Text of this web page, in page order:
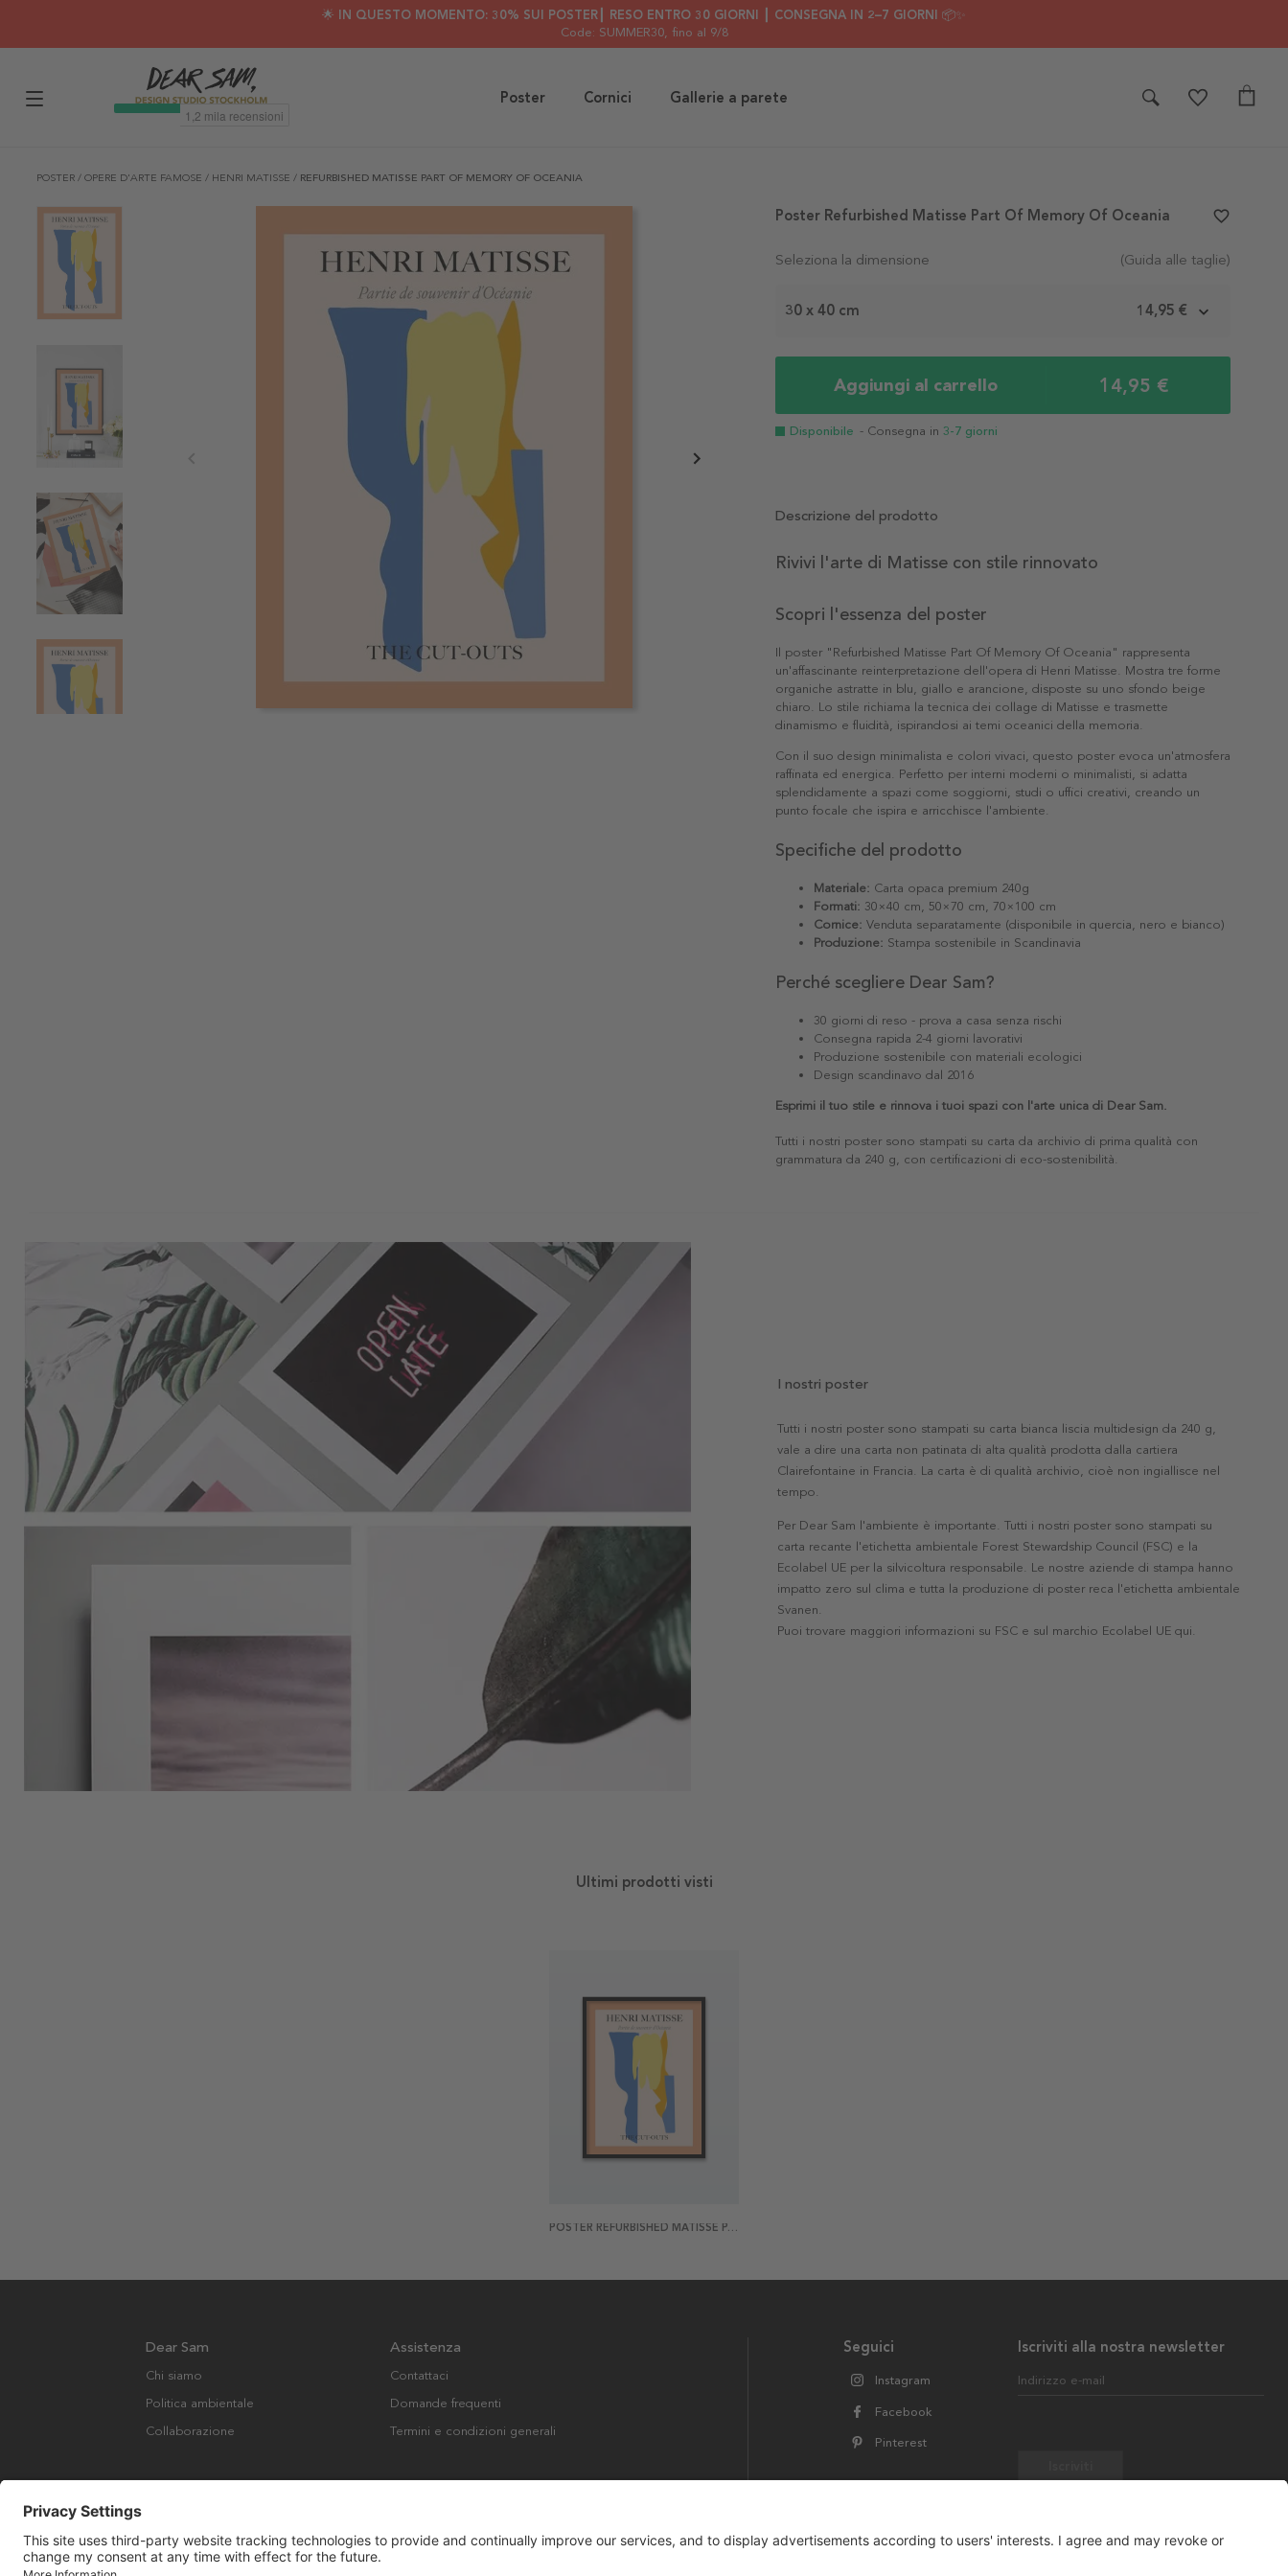
🌟 IN QUESTO MOMENTO: 30% SUI POSTER┃ RESO ENTRO 30 GIORNI ┃ CONSEGNA IN 2–7 GIORNI 📦✨
Code: SUMMER30, fino al 9/8
Poster Cornici Gallerie a parete
POSTER / OPERE D'ARTE FAMOSE / HENRI MATISSE / REFURBISHED MATISSE PART OF MEMORY OF OCEANIA
Seleziona la dimensione (Guida alle taglie)
30 x 40 cm 14,95 €
Aggiungi al carrello 14,95 €
Disponibile - Consegna in 3-7 giorni
Poster Refurbished Matisse Part Of Memory Of Oceania favorite_border
Descrizione del prodotto
Rivivi l'arte di Matisse con stile rinnovato
Scopri l'essenza del poster
Il poster "Refurbished Matisse Part Of Memory Of Oceania" rappresenta
un'affascinante reinterpretazione dell'opera di Henri Matisse. Mostra tre forme
organiche astratte in blu, giallo e arancione, disposte su uno sfondo beige
chiaro. Lo stile richiama la tecnica dei collage di Matisse e trasmette
dinamismo e fluidità, ispirandosi ai temi oceanici della memoria.
Con il suo design minimalista e colori vivaci, questo poster evoca un'atmosfera
raffinata ed energica. Perfetto per interni moderni o minimalisti, si adatta
splendidamente a spazi come soggiorni, studi o uffici creativi, creando un
punto focale che ispira e arricchisce l'ambiente.
Specifiche del prodotto
Materiale: Carta opaca premium 240g
Formati: 30×40 cm, 50×70 cm, 70×100 cm
Cornice: Venduta separatamente (disponibile in quercia, nero e bianco)
Produzione: Stampa sostenibile in Scandinavia
Perché scegliere Dear Sam?
30 giorni di reso - prova a casa senza rischi
Consegna rapida 2-4 giorni lavorativi
Produzione sostenibile con materiali ecologici
Design scandinavo dal 2016
Esprimi il tuo stile e rinnova i tuoi spazi con l'arte unica di Dear Sam.
Tutti i nostri poster sono stampati su carta da archivio di prima qualità con
grammatura da 240 g, con certificazioni di eco-sostenibilità.
I nostri poster
Tutti i nostri poster sono stampati su carta bianca liscia multidesign da 240 g,
vale a dire una carta non patinata di alta qualità prodotta dalla cartiera
Clairefontaine in Francia. La carta è di qualità archivio, cioè non ingiallisce nel
tempo.
Per Dear Sam l'ambiente è importante. Tutti i nostri poster sono stampati su
carta recante l'etichetta ambientale Forest Stewardship Council (FSC) e la
Ecolabel UE per la silvicoltura responsabile. Le nostre aziende di stampa hanno
impatto zero sul clima e tutta la produzione di poster reca l'etichetta ambientale
Svanen.
Puoi trovare maggiori informazioni su FSC e sul marchio Ecolabel UE qui.
Ultimi prodotti visti
POSTER REFURBISHED MATISSE PART OF MEMORY OF OCEANIA
Iscriviti alla nostra newsletter
Indirizzo e-mail
Seguici
Instagram
Facebook
Pinterest
Dear Sam
Chi siamo
Politica ambientale
Collaborazione
Assistenza
Contattaci
Domande frequenti
Termini e condizioni generali